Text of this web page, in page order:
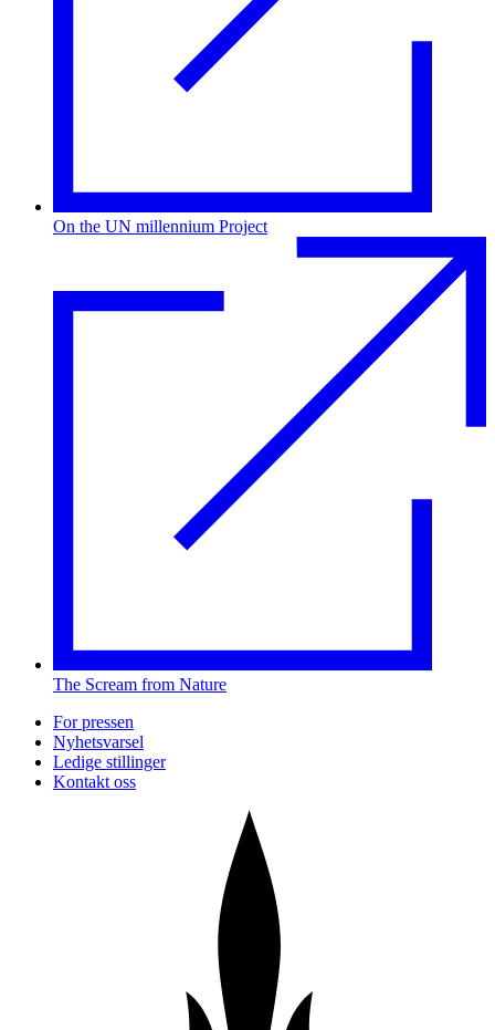
On the UN millennium Project
The Scream from Nature
For pressen
Nyhetsvarsel
Ledige stillinger
Kontakt oss